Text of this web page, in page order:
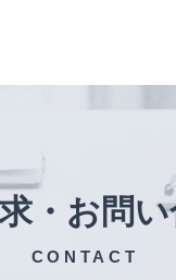
・お問
CONTACT